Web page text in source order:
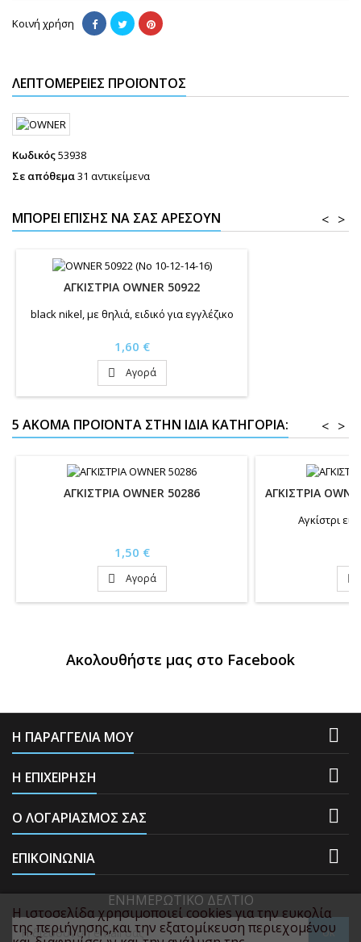
Κοινή χρήση
ΛΕΠΤΟΜΈΡΕΙΕΣ ΠΡΟΪΌΝΤΟΣ
Κωδικός53938
Σε απόθεμα31 αντικείμενα
ΜΠΟΡΕΊ ΕΠΊΣΗΣ ΝΑ ΣΑΣ ΑΡΈΣΟΥΝ >
<
ΑΓΚΙΣΤΡΙΑ OWNER 50922
black nikel, με θηλιά, ειδικό για εγγλέζικο
Τιμή
1,60 €
 Αγορά
5 ΑΚΌΜΑ ΠΡΟΪΌΝΤΑ ΣΤΗΝ ΊΔΙΑ ΚΑΤΗΓΟΡΊΑ: >
<
ΑΓΚΙΣΤΡΙΑ OWNER 50286
Τιμή
1,50 €
 Αγορά
ΑΓΚΙΣΤΡΙΑ
Αγκίστρι
Ακολουθήστε μας στο Facebook
Η ΠΑΡΑΓΓΕΛΙΑ ΜΟΥ 
Η ΕΠΙΧΕΙΡΗΣΗ 
Ο ΛΟΓΑΡΙΑΣΜΌΣ ΣΑΣ 
ΕΠΙΚΟΙΝΩΝΊΑ 
Η ιστοσελίδα χρησιμοποιεί cookies για την ευκολία
της περιήγησης,και την εξατομίκευση περιεχομένου
ΕΝΗΜΕΡΩΤΙΚΌ ΔΕΛΤΊΟ